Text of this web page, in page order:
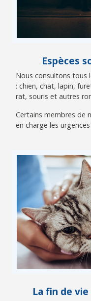
Espèces
Nous consultons tous
: chien, chat, lapin,
rat, souris et autres
Certains membres de
en charge les
La fin de